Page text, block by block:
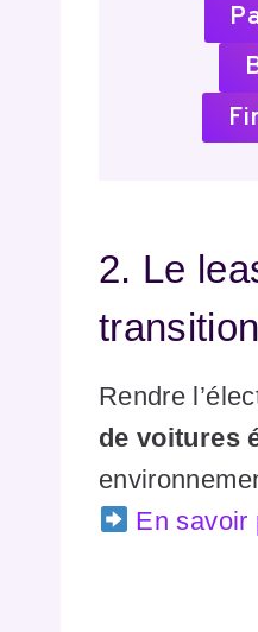
2. Le
Rendre
de voitures
En savoir